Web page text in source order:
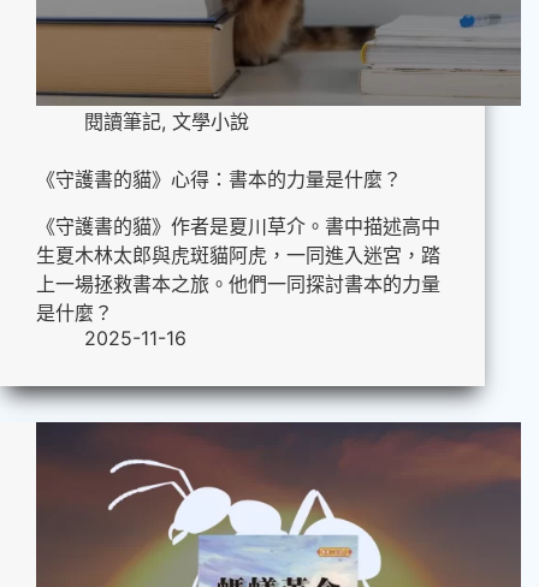
閱讀筆記, 文學小說
《守護書的貓》心得：書本的力量是什麼？
《守護書的貓》作者是夏川草介。書中描述高中
生夏木林太郎與虎斑貓阿虎，一同進入迷宮，踏
上一場拯救書本之旅。他們一同探討書本的力量
是什麼？
2025-11-16